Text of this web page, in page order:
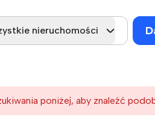
nieruchomości
poniżej, aby znaleźć